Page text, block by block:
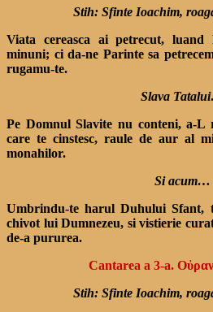
Stih: Sfinte Ioachim,
Viata cereasca ai petrecut,
minuni; ci da-ne Parinte sa
rugamu-te.
Slava
Pe Domnul Slavite nu conteni, a-
care te cinstesc, raule de aur al
monahilor.
Si acum…
Umbrindu-te harul Duhului Sfant,
chivot lui Dumnezeu, si vistierie
de-a pururea.
Cantarea a 3-a.
Stih: Sfinte Ioachim,